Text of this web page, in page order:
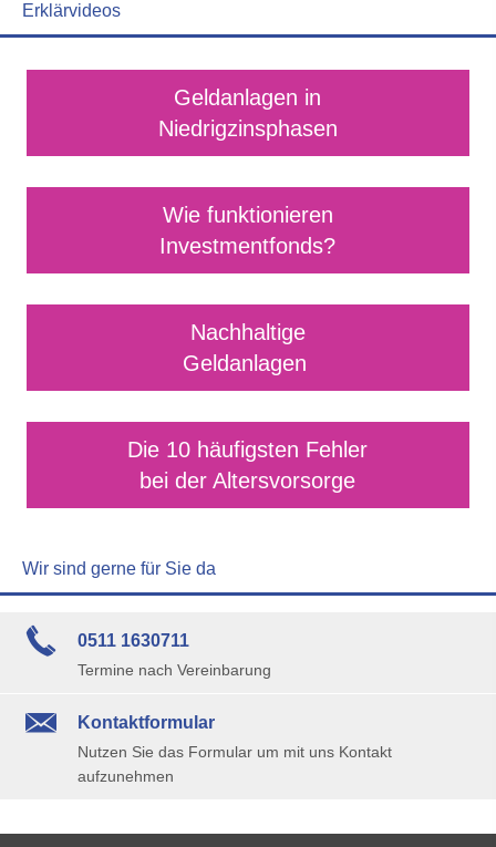
Erklärvideos
Geldanlagen in
Niedrigzinsphasen
Wie funktionieren
Investmentfonds?
Nachhaltige
Geldanlagen
Die 10 häufigsten Fehler
bei der Alters­vorsorge
Wir sind gerne für Sie da
0511 1630711
Termine nach Vereinbarung
Kontaktformular
Nutzen Sie das Formular um mit uns Kontakt
aufzunehmen